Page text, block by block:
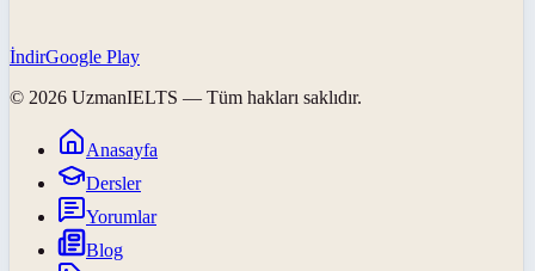
İndirGoogle Play
© 2026 UzmanIELTS — Tüm hakları saklıdır.
Anasayfa
Dersler
Yorumlar
Blog